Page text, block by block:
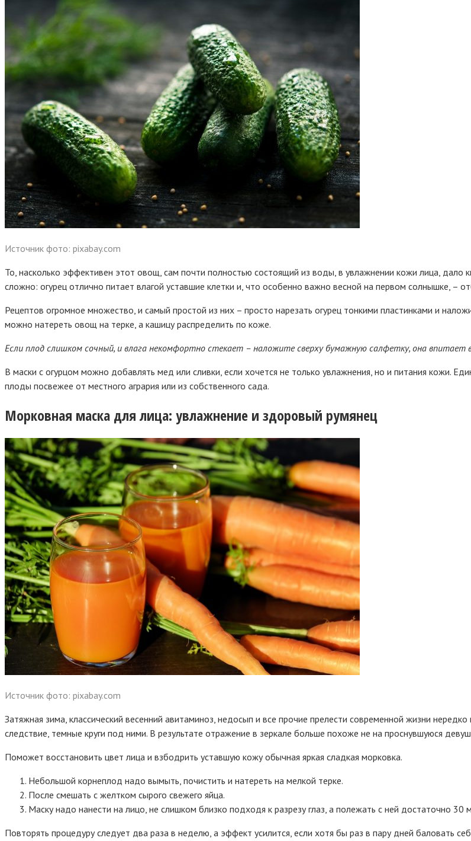
Источник фото: pixabay.com
То, насколько эффективен этот овощ, сам почти полностью состоящий из воды, в увлажнении кожи лица,
сложно: огурец отлично питает влагой уставшие клетки и, что особенно важно весной на первом солнышке, –
Рецептов огромное множество, и самый простой из них – просто нарезать огурец тонкими пластинками и
можно натереть овощ на терке, а кашицу распределить по коже.
Если плод слишком сочный, и влага некомфортно стекает – наложите сверху бумажную салфетку, она впитает
В маски с огурцом можно добавлять мед или сливки, если хочется не только увлажнения, но и питания кожи.
плоды посвежее от местного агрария или из собственного сада.
Морковная маска для лица: увлажнение и здоровый румянец
Источник фото: pixabay.com
Затяжная зима, классический весенний авитаминоз, недосып и все прочие прелести современной жизни
следствие, темные круги под ними. В результате отражение в зеркале больше похоже не на проснувшуюся
Поможет восстановить цвет лица и взбодрить уставшую кожу обычная яркая сладкая морковка.
Небольшой корнеплод надо вымыть, почистить и натереть на мелкой терке.
После смешать с желтком сырого свежего яйца.
Маску надо нанести на лицо, не слишком близко подходя к разрезу глаз, а полежать с ней достаточно 30
Повторять процедуру следует два раза в неделю, а эффект усилится, если хотя бы раз в пару дней баловать